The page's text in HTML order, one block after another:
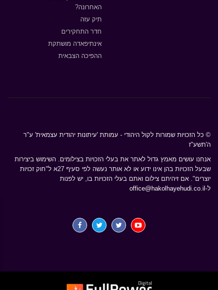
האחרונה?
תיק עזה
חדר התחקירים
אינתיפאדה מושתקת
ההפיכה הצבאית
© כל הזכויות שמורות לקול היהודי - עמותת 'עיתונות יהודית עצמאית' ע"ר
ה'תשע"ז
אנחנו עושים מאמץ גדול לאתר את בעלי הזכויות בצילומים. השימוש ביצירות
שבעל הזכויות בהן אינו ידוע או לא אותר נעשה לפי סעיף 27א ל"חוק זכויות
יוצרים". אם זיהיתם צילום ואתם בעלי הזכויות בו, יש לפנות
ל- office@hakolhayehudi.co.il